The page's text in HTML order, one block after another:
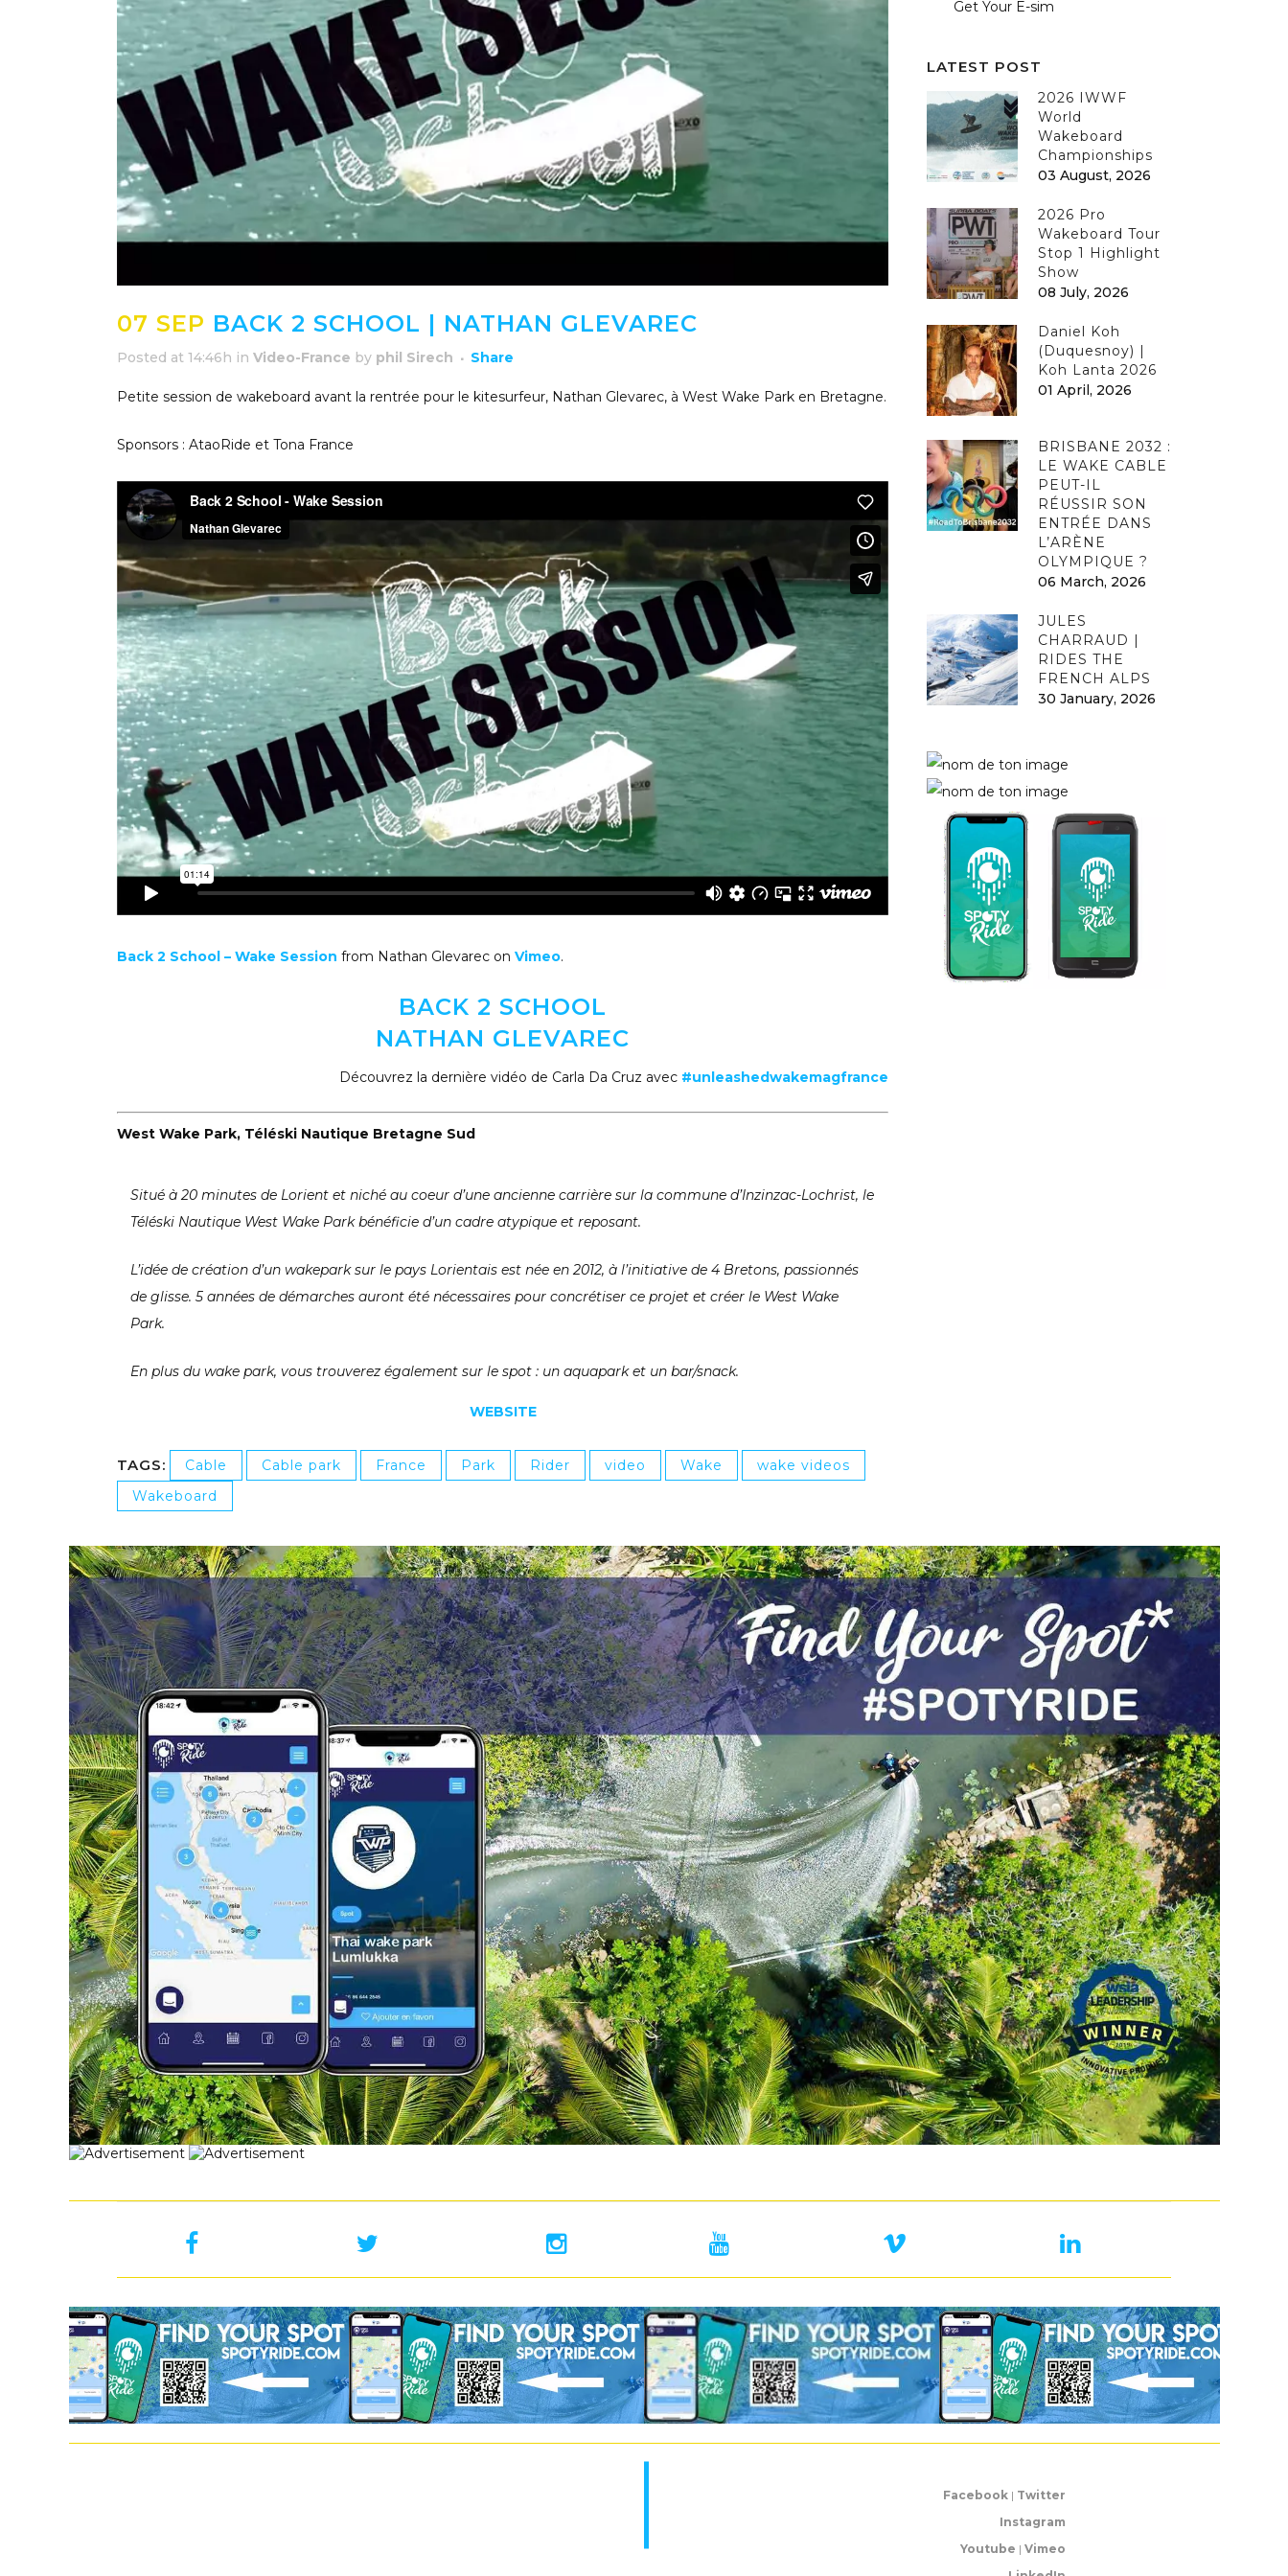
07 SEP BACK 2 SCHOOL | NATHAN GLEVAREC
Posted at 14:46h in Video-France by phil Sirech Share
Petite session de wakeboard avant la rentrée pour le kitesurfeur, Nathan Glevarec, à West Wake Park en Bretagne.
Sponsors : AtaoRide et Tona France
Back 2 School – Wake Session from Nathan Glevarec on Vimeo.
BACK 2 SCHOOL
NATHAN GLEVAREC
Découvrez la dernière vidéo de Carla Da Cruz avec #unleashedwakemagfrance
West Wake Park, Téléski Nautique Bretagne Sud
Situé à 20 minutes de Lorient et niché au coeur d’une ancienne carrière sur la commune d’Inzinzac-Lochrist, le
Téléski Nautique West Wake Park bénéficie d’un cadre atypique et reposant.
L’idée de création d’un wakepark sur le pays Lorientais est née en 2012, à l’initiative de 4 Bretons, passionnés
de glisse. 5 années de démarches auront été nécessaires pour concrétiser ce projet et créer le West Wake
Park.
En plus du wake park, vous trouverez également sur le spot : un aquapark et un bar/snack.
WEBSITE
TAGS: Cable Cable park France Park Rider video Wake
wake videos
Wakeboard
Get Your E-sim
LATEST POST
2026 IWWF
World
Wakeboard
Championships
03 August, 2026
2026 Pro
Wakeboard Tour
Stop 1 Highlight
Show
08 July, 2026
Daniel Koh
(Duquesnoy) |
Koh Lanta 2026
01 April, 2026
BRISBANE 2032 :
LE WAKE CABLE
PEUT-IL
RÉUSSIR SON
ENTRÉE DANS
L’ARÈNE
OLYMPIQUE ?
06 March, 2026
JULES
CHARRAUD |
RIDES THE
FRENCH ALPS
30 January, 2026
Facebook | Twitter
Instagram
Youtube | Vimeo